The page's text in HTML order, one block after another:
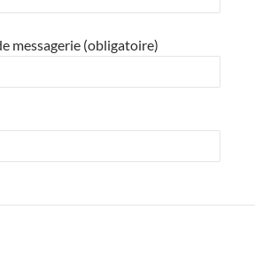
messagerie (obligatoire)